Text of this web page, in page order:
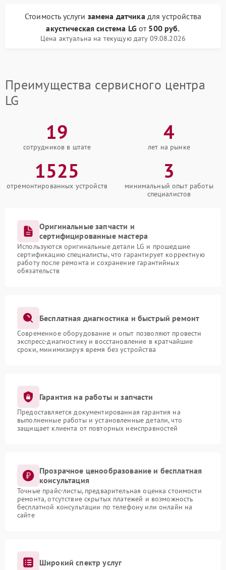
Стоимость услуги замена датчикадля устройства
акустическая система LG от 500 руб.
Цена актуальна на текущую дату 09.08.2026
Преимущества сервисного центра
LG
19
сотрудников в штате
4
лет на рынке
1525
отремонтированных устройств
3
минимальный опыт работы
специалистов
Оригинальные запчасти и
сертифицированные мастера
Используются оригинальные детали LG и прошедшие
сертификацию специалисты, что гарантирует корректную
работу после ремонта и сохранение гарантийных
обязательств
Бесплатная диагностика и быстрый ремонт
Современное оборудование и опыт позволяют провести
экспресс-диагностику и восстановление в кратчайшие
сроки, минимизируя время без устройства
Гарантия на работы и запчасти
Предоставляется документированная гарантия на
выполненные работы и установленные детали, что
защищает клиента от повторных неисправностей
Прозрачное ценообразование и бесплатная
консультация
Точные прайс-листы, предварительная оценка стоимости
ремонта, отсутствие скрытых платежей и возможность
бесплатной консультации по телефону или онлайн на
сайте
Широкий спектр услуг